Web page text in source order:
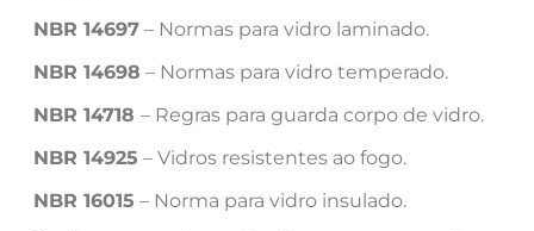
NBR 14697 – Normas para vidro laminado.
NBR 14698 – Normas para vidro temperado.
NBR 14718 – Regras para guarda corpo de vidro.
NBR 14925 – Vidros resistentes ao fogo.
NBR 16015 – Norma para vidro insulado.